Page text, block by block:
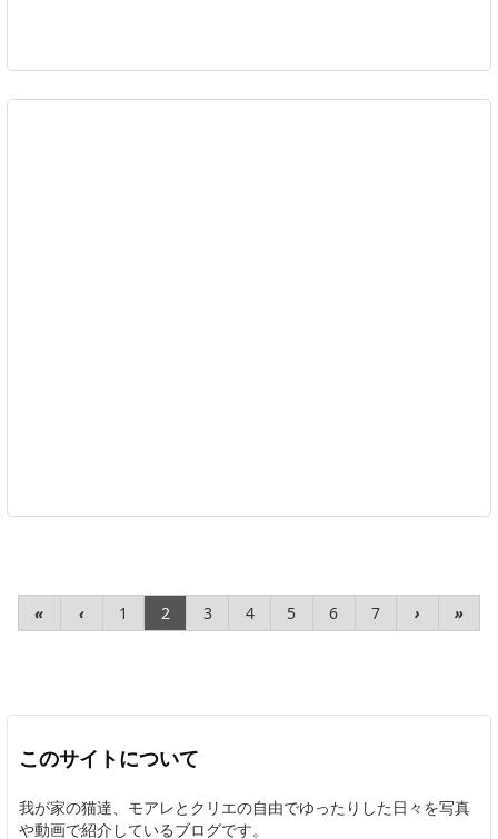
« ‹ 1 2 3 4 5 6 7 › »
このサイトについて
我が家の猫達、モアレとクリエの自由でゆったりした日々を写真
や動画で紹介しているブログです。